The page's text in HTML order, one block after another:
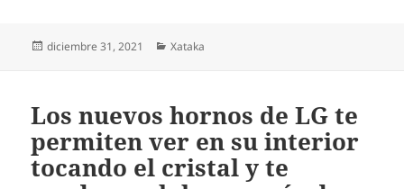
Publicado
diciembre 31, 2021 Categorías
Xataka
Los nuevos hornos de LG te
permiten ver en su interior
tocando el cristal y te